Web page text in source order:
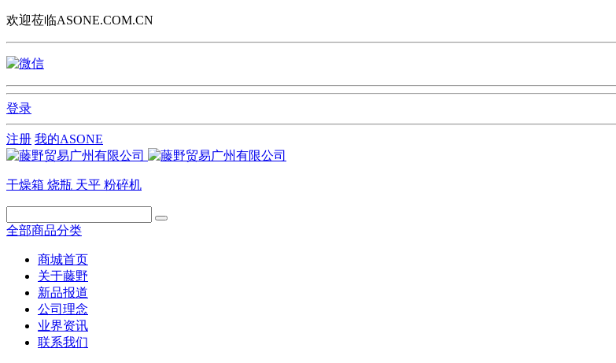
欢迎莅临ASONE.COM.CN
登录
注册 我的ASONE
干燥箱 烧瓶 天平 粉碎机
全部商品分类
商城首页
关于藤野
新品报道
公司理念
业界资讯
联系我们